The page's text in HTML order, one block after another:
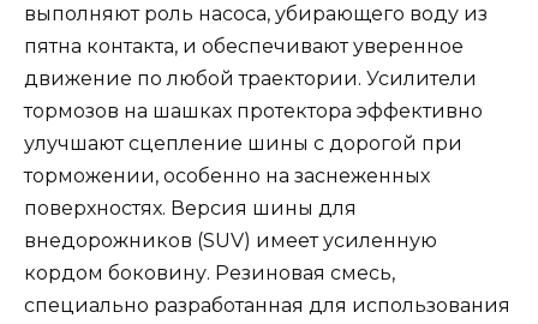
выполняют роль насоса, убирающего воду из
пятна контакта, и обеспечивают уверенное
движение по любой траектории. Усилители
тормозов на шашках протектора эффективно
улучшают сцепление шины с дорогой при
торможении, особенно на заснеженных
поверхностях. Версия шины для
внедорожников (SUV) имеет усиленную
кордом боковину. Резиновая смесь,
специально разработанная для использования